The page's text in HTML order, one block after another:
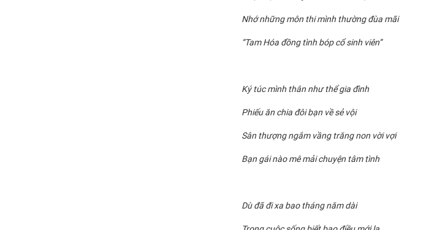
Nhớ những môn thi mình thường đùa mãi
“Tam Hóa đồng tình bóp cổ sinh viên”
Ký túc mình thân như thể gia đình
Phiếu ăn chia đôi bạn về sẻ vội
Sân thượng ngắm vầng trăng non vời vợi
Bạn gái nào mê mải chuyện tâm tình
Dù đã đi xa bao tháng năm dài